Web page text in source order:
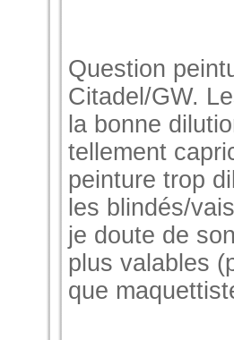
Question
Citadel/GW.
la bonne
tellement
peinture trop
les blindés/
je doute de
plus valables
que